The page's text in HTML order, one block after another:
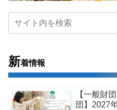
新着情報
【一般財
団】2027